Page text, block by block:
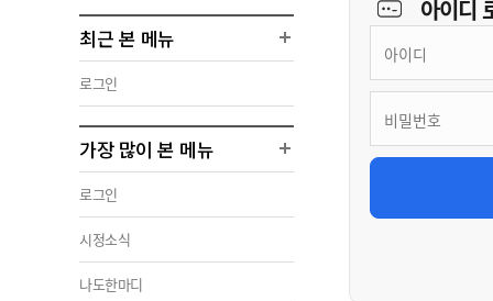
최근 본 메뉴
로그인
가장 많이 본 메뉴
로그인
시정소식
나도한마디
아이디